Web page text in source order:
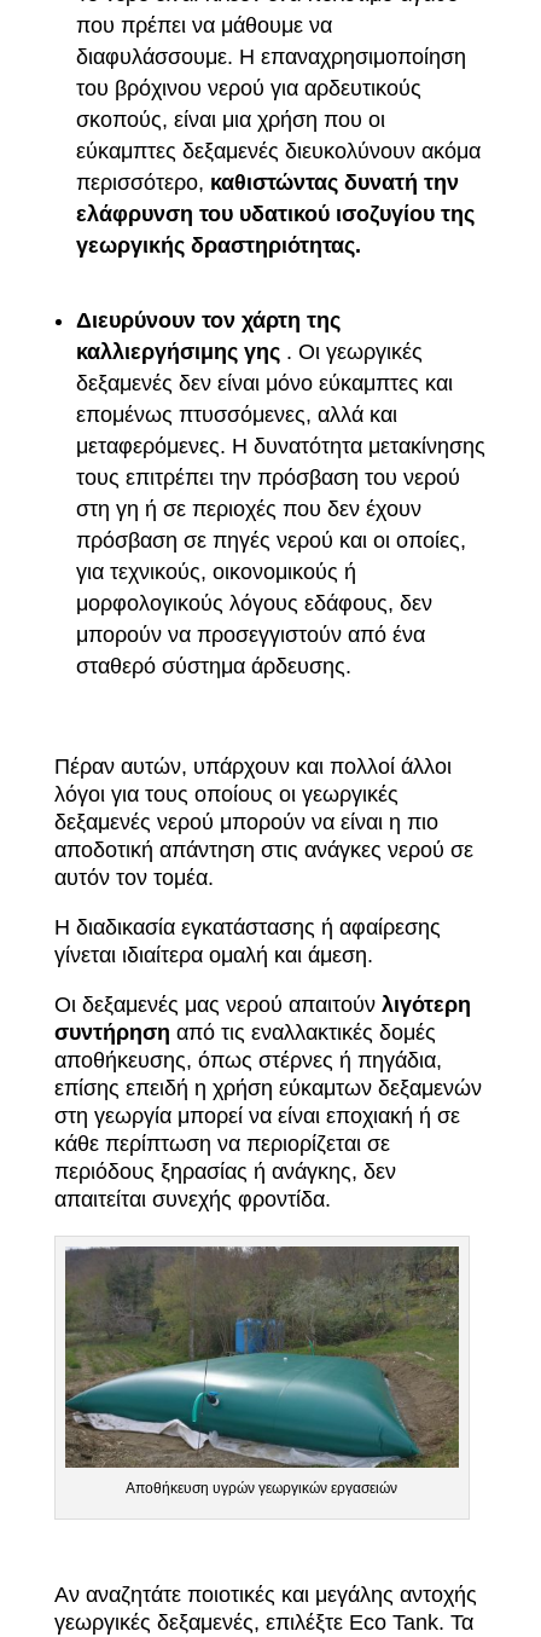
που πρέπει να μάθουμε να
διαφυλάσσουμε. Η επαναχρησιμοποίηση
του βρόχινου νερού για αρδευτικούς
σκοπούς, είναι μια χρήση που οι
εύκαμπτες δεξαμενές διευκολύνουν ακόμα
περισσότερο, καθιστώντας δυνατή την
ελάφρυνση του υδατικού ισοζυγίου της
γεωργικής δραστηριότητας.
Διευρύνουν τον χάρτη της
καλλιεργήσιμης γης. Οι γεωργικές
δεξαμενές δεν είναι μόνο εύκαμπτες και
επομένως πτυσσόμενες, αλλά και
μεταφερόμενες. Η δυνατότητα μετακίνησης
τους επιτρέπει την πρόσβαση του νερού
στη γη ή σε περιοχές που δεν έχουν
πρόσβαση σε πηγές νερού και οι οποίες,
για τεχνικούς, οικονομικούς ή
μορφολογικούς λόγους εδάφους, δεν
μπορούν να προσεγγιστούν από ένα
σταθερό σύστημα άρδευσης.
Πέραν αυτών, υπάρχουν και πολλοί άλλοι
λόγοι για τους οποίους οι γεωργικές
δεξαμενές νερού μπορούν να είναι η πιο
αποδοτική απάντηση στις ανάγκες νερού σε
αυτόν τον τομέα.
Η διαδικασία εγκατάστασης ή αφαίρεσης
γίνεται ιδιαίτερα ομαλή και άμεση.
Οι δεξαμενές μας νερού απαιτούν λιγότερη
συντήρηση από τις εναλλακτικές δομές
αποθήκευσης, όπως στέρνες ή πηγάδια,
επίσης επειδή η χρήση εύκαμτων δεξαμενών
στη γεωργία μπορεί να είναι εποχιακή ή σε
κάθε περίπτωση να περιορίζεται σε
περιόδους ξηρασίας ή ανάγκης, δεν
απαιτείται συνεχής φροντίδα.
Αποθήκευση υγρών γεωργικών εργασειών
Αν αναζητάτε ποιοτικές και μεγάλης αντοχής
γεωργικές δεξαμενές, επιλέξτε Eco Tank. Τα